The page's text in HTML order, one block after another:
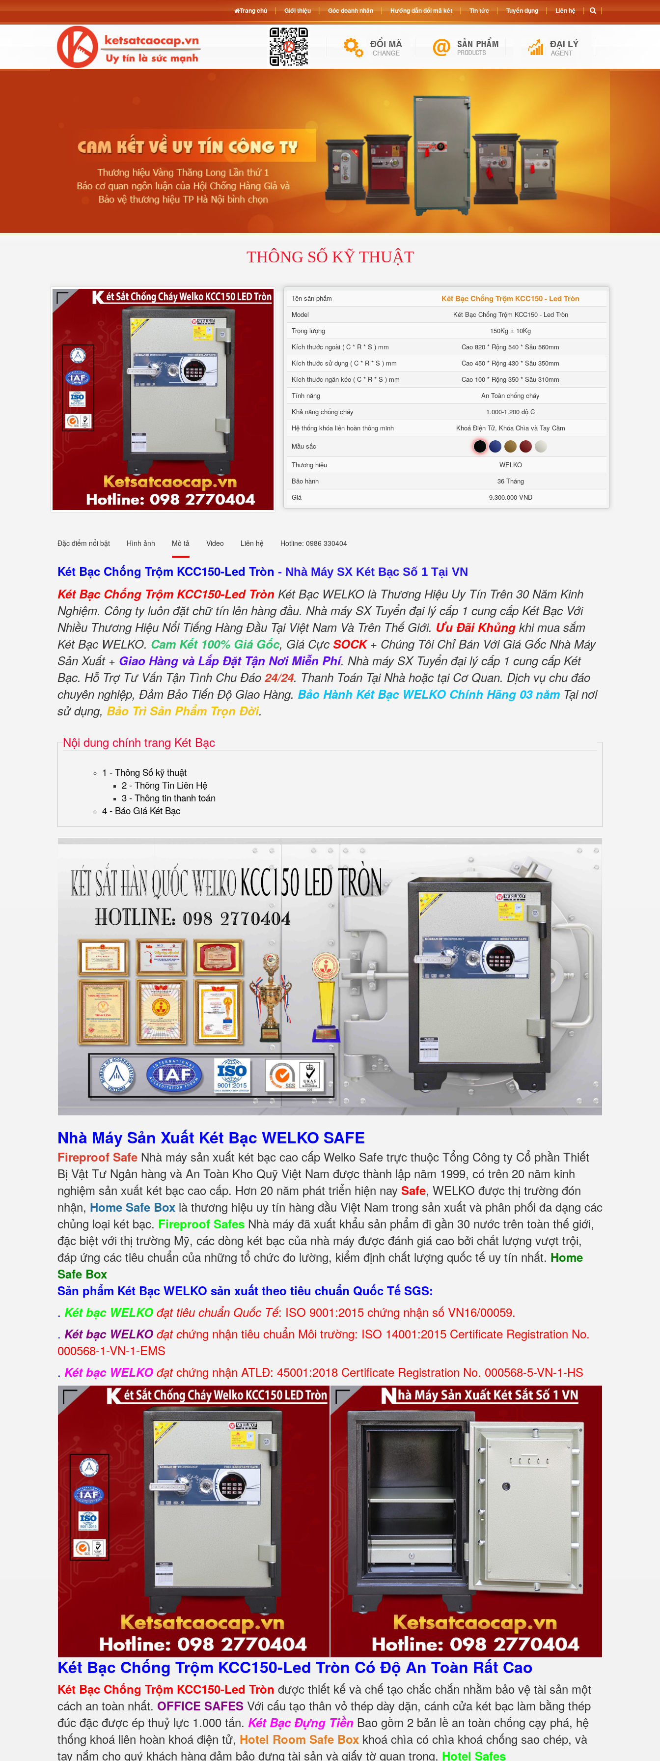
THÔNG SỐ KỸ THUẬT
Tên sản phẩm Két Bạc Chống Trộm KCC150 - Led Tròn
Model
Két Bạc Chống Trộm KCC150 - Led Tròn
Trọng lượng
150Kg ± 10Kg
Kích thước ngoài ( C * R * S ) mm
Cao 820 * Rộng 540 * Sâu 560mm
Kích thước sử dụng ( C * R * S ) mm
Cao 450 * Rộng 430 * Sâu 350mm
Kích thước ngăn kéo ( C * R * S ) mm
Cao 100 * Rộng 350 * Sâu 310mm
Tính năng
An Toàn chống cháy
Khả năng chống cháy
1.000-1.200 độ C
Hệ thống khóa liên hoàn thông minh
Khoá Điện Tử, Khóa Chìa và Tay Cầm
Mầu sắc
Đen Xanh Nâu Đỏ Trắng
Thương hiệu
WELKO
Bảo hành
36 Tháng
Giá
9.300.000 VNĐ
Đặc điểm nổi bật Hình ảnh Mô tả Video Liên hệ Hotline: 0986 330404
Két Bạc Chống Trộm KCC150-Led Tròn - Nhà Máy SX Két Bạc Số 1 Tại VN
Két Bạc Chống Trộm KCC150-Led Tròn Két Bạc WELKO là Thương Hiệu Uy Tín Trên 30 Năm Kinh
Nghiệm. Công ty luôn đặt chữ tín lên hàng đầu. Nhà máy SX Tuyển đại lý cấp 1 cung cấp Két Bạc Với
Nhiều Thương Hiệu Nổi Tiếng Hàng Đầu Tại Việt Nam Và Trên Thế Giới. Ưu Đãi Khủng khi mua sắm
Két Bạc WELKO. Cam Kết 100% Giá Gốc, Giá Cực SOCK+ Chúng Tôi Chỉ Bán Với Giá Gốc Nhà Máy
Sản Xuất + Giao Hàng và Lắp Đặt Tận Nơi Miễn Phí. Nhà máy SX Tuyển đại lý cấp 1 cung cấp Két
Bạc. Hỗ Trợ Tư Vấn Tận Tình Chu Đáo 24/24. Thanh Toán Tại Nhà hoặc tại Cơ Quan. Dịch vụ chu đáo
chuyên nghiệp, Đảm Bảo Tiến Độ Giao Hàng. Bảo Hành Két Bạc WELKO Chính Hãng 03 năm Tại nơi
sử dụng, Bảo Trì Sản Phẩm Trọn Đời.
Nội dung chính trang Két Bạc
1 - Thông Số kỹ thuật
2 - Thông Tin Liên Hệ
3 - Thông tin thanh toán
4 - Báo Giá Két Bạc
Nhà Máy Sản Xuất Két Bạc WELKO SAFE
Fireproof Safe Nhà máy sản xuất két bạc cao cấp Welko Safe trực thuộc Tổng Công ty Cổ phần Thiết
Bị Vật Tư Ngân hàng và An Toàn Kho Quỹ Việt Nam được thành lập năm 1999, có trên 20 năm kinh
nghiệm sản xuất két bạc cao cấp. Hơn 20 năm phát triển hiện nay Safe, WELKO được thị trường đón
nhận, Home Safe Box là thương hiệu uy tín hàng đầu Việt Nam trong sản xuất và phân phối đa dạng các
chủng loại két bạc. Fireproof Safes Nhà máy đã xuất khẩu sản phẩm đi gần 30 nước trên toàn thế giới,
đặc biệt với thị trường Mỹ, các dòng két bạc của nhà máy được đánh giá cao bởi chất lượng vượt trội,
đáp ứng các tiêu chuẩn của những tổ chức đo lường, kiểm định chất lượng quốc tế uy tín nhất. Home
Safe Box
Sản phẩm Két Bạc WELKO sản xuất theo tiêu chuẩn Quốc Tế SGS:
. Két bạc WELKO đạt tiêu chuẩn Quốc Tế: ISO 9001:2015 chứng nhận số VN16/00059.
. Két bạc WELKO đạt chứng nhận tiêu chuẩn Môi trường: ISO 14001:2015 Certificate Registration No.
000568-1-VN-1-EMS
. Két bạc WELKO đạtchứng nhận ATLĐ: 45001:2018 Certificate Registration No. 000568-5-VN-1-HS
Két Bạc Chống Trộm KCC150-Led Tròn Có Độ An Toàn Rất Cao
Két Bạc Chống Trộm KCC150-Led Tròn được thiết kế và chế tạo chắc chắn nhằm bảo vệ tài sản một
cách an toàn nhất. OFFICE SAFES Với cấu tạo thân vỏ thép dày dặn, cánh cửa két bạc làm bằng thép
đúc đặc được ép thuỷ lực 1.000 tấn. Két Bạc Đựng Tiền Bao gồm 2 bản lề an toàn chống cạy phá, hệ
thống khoá liên hoàn khoá điện tử, Hotel Room Safe Box khoá chìa có chìa khoá chống sao chép, và
tay nắm cho quý khách hàng đảm bảo đựng tài sản và giấy tờ quan trọng. Hotel Safes
Trang chủ Giới thiệu Góc doanh nhân Hướng dẫn đổi mã két Tin tức Tuyển dụng Liên hệ